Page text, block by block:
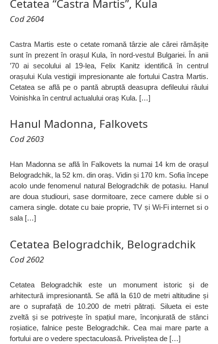
Cetatea “Castra Martis”, Kula
Cod 2604
Castra Martis este o cetate romană târzie ale cărei rămășițe
sunt în prezent în orașul Kula, în nord-vestul Bulgariei. În anii
’70 ai secolului al 19-lea, Felix Kanitz identifică în centrul
orașului Kula vestigii impresionante ale fortului Castra Martis.
Cetatea se află pe o pantă abruptă deasupra defileului râului
Voinishka în centrul actualului oraș Kula. […]
Hanul Madonna, Falkovets
Cod 2603
Han Madonna se află în Falkovets la numai 14 km de orașul
Belogradchik, la 52 km. din oraș. Vidin și 170 km. Sofia începe
acolo unde fenomenul natural Belogradchik de potasiu. Hanul
are doua studiouri, sase dormitoare, zece camere duble si o
camera single. dotate cu baie proprie, TV și Wi-Fi internet si o
sala […]
Cetatea Belogradchik, Belogradchik
Cod 2602
Cetatea Belogradchik este un monument istoric și de
arhitectură impresionantă. Se află la 610 de metri altitudine și
are o suprafață de 10.200 de metri pătrați. Silueta ei este
zveltă și se potrivește în spațiul mare, înconjurată de stânci
roșiatice, falnice peste Belogradchik. Cea mai mare parte a
fortului are o vedere spectaculoasă. Priveliștea de […]